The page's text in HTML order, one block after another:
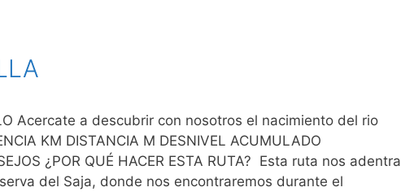
Acercate a descubrir con nosotros el nacimiento del rio
KM DISTANCIA M DESNIVEL ACUMULADO
¿POR QUÉ HACER ESTA RUTA? Esta ruta nos adentra
del Saja, donde nos encontraremos durante el